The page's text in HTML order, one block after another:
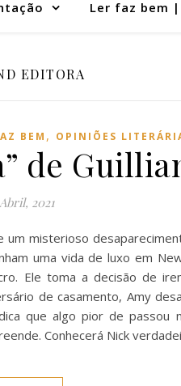
Ler faz bem
EDITORA
BEM , OPINIÕES
de
2021
um misterioso
uma vida de luxo em
Ele toma a decisão de
de casamento, Amy
que algo pior de passou
Conhecerá Nick